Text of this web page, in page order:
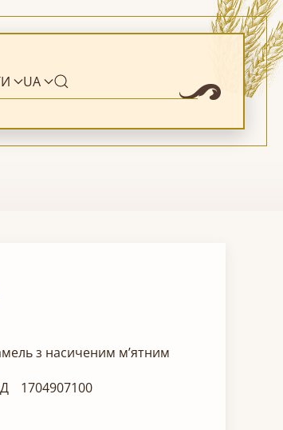
UA
з насиченим м’ятним
1704907100